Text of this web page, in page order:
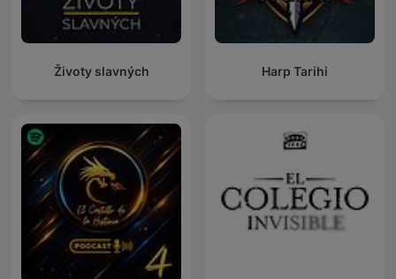
Harp Tarihi
Životy slavných